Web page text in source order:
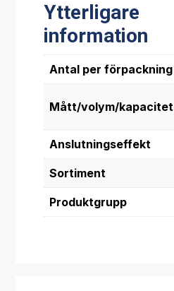
Ytterligare
information
Antal per förpackning
Mått/volym/kapacitet
Anslutningseffekt
Sortiment
Produktgrupp